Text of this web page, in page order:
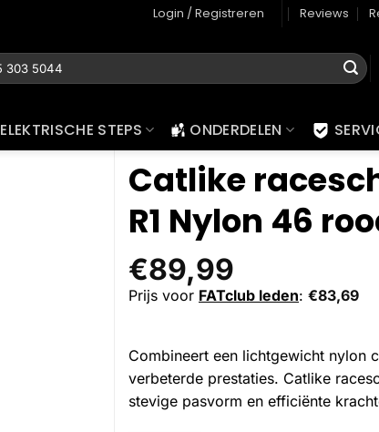
Login / Registreren Reviews
ELEKTRISCHE STEPS ONDERDELEN
Catlike
R1 Nylon 46
€89,99
Prijs voor FATclub leden: €83,69
Combineert een lichtgewicht nylon
verbeterde prestaties. Catlike
stevige pasvorm en efficiënte